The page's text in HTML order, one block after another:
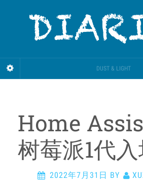
DUST & LIGHT
Home
树莓派1代
2022年7月31日 BY